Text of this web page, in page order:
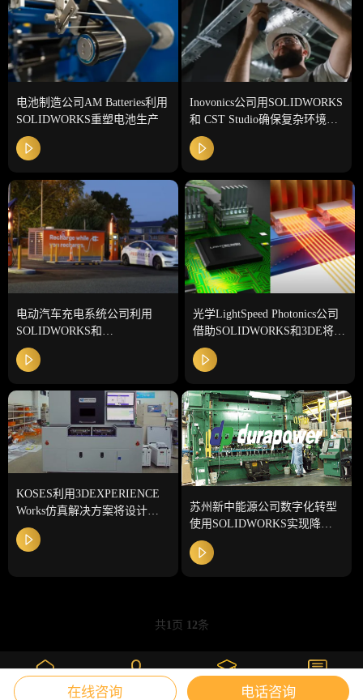
电池制造公司AM Batteries利用
SOLIDWORKS重塑电池生产
Inovonics公司用SOLIDWORKS
和 CST Studio确保复杂环境中
的无线可靠性
电动汽车充电系统公司利用
SOLIDWORKS和
3DEXPERIENCE提速增效
光学LightSpeed Photonics公司
借助SOLIDWORKS和3DE将开
发周期缩短了25%
KOSES利用3DEXPERIENCE
Works仿真解决方案将设计优
化速度提高40%
苏州新中能源公司数字化转型
使用SOLIDWORKS实现降本
增效
共1 页 12条
在线咨询 电话咨询